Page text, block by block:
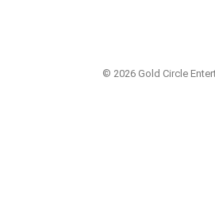
© 2026 Gold Circle